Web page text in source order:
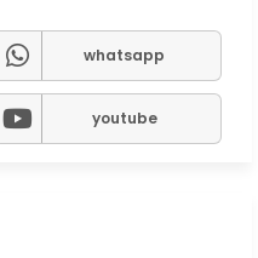
whatsapp
youtube